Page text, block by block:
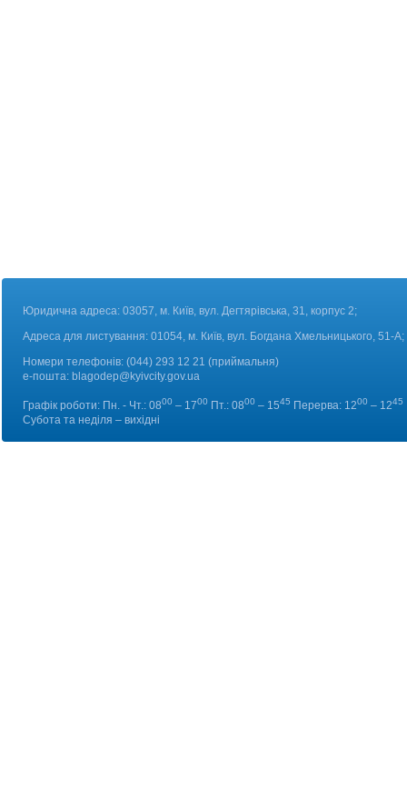
Юридична адреса: 03057, м. Київ, вул. Дегтярівська, 31, корпус 2;
Адреса для листування: 01054, м. Київ, вул. Богдана Хмельницького, 51-А;
Номери телефонів:(044) 293 12 21 (приймальня)
е-пошта: blagodep@kyivcity.gov.ua
Графік роботи: Пн. - Чт.: 0800 – 1700 Пт.: 0800 – 1545 Перерва: 1200 – 1245
Субота та неділя – вихідні